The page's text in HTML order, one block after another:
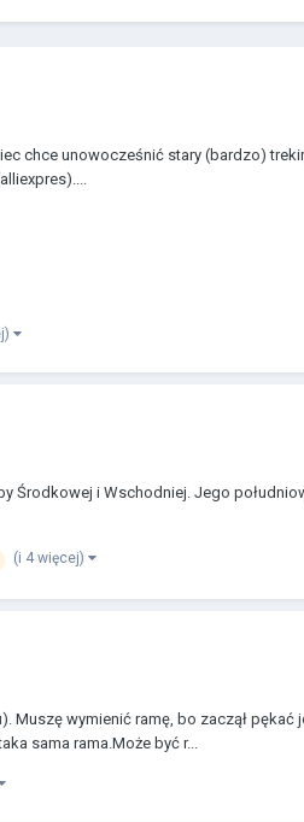
chce unowocześnić stary (bardzo)
Środkowej i Wschodniej. Jego
(i 4 więcej)
wymienić ramę, bo zaczął
sama rama.Może być r...